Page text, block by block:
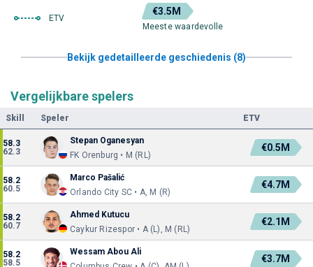
ETV
€3.5M
Meeste waardevolle
Bekijk gedetailleerde geschiedenis (8)
Vergelijkbare spelers
Skill Speler ETV
58.3
62.3
Stepan Oganesyan
FK Orenburg • M (RL)
€0.5M
58.2
60.5
Marco Pašalić
Orlando City SC • A, M (R)
€4.7M
58.2
60.7
Ahmed Kutucu
Caykur Rizespor • A (L), M (RL)
€2.1M
58.2
58.5
Wessam Abou Ali
€3.7M